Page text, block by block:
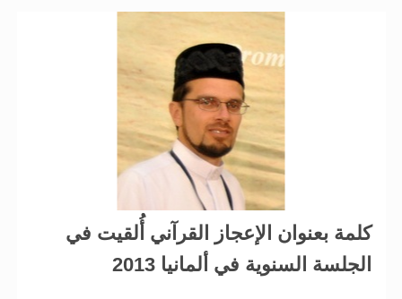
كلمة بعنوان الإعجاز القرآني أُلقيت في
الجلسة السنوية في ألمانيا 2013